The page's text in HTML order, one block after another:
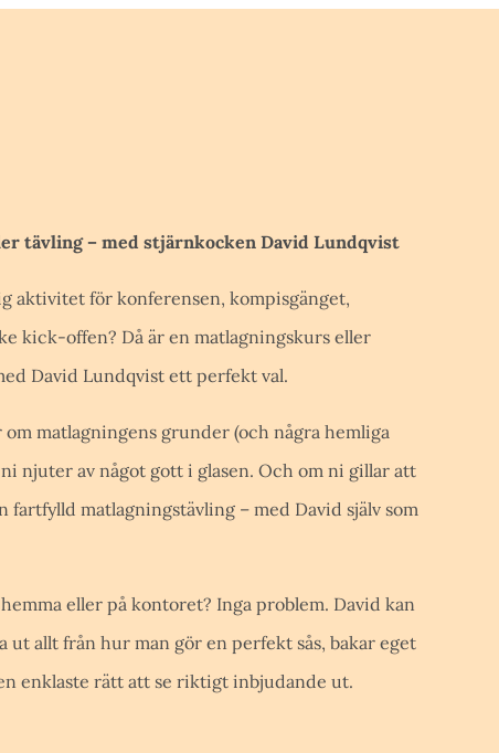
tävling – med stjärnkocken David Lundqvist
aktivitet för konferensen, kompisgänget,
kick-offen? Då är en matlagningskurs eller
David Lundqvist ett perfekt val.
matlagningens grunder (och några hemliga
njuter av något gott i glasen. Och om ni gillar att
fartfylld matlagningstävling – med David själv som
eller på kontoret? Inga problem. David kan
ut allt från hur man gör en perfekt sås, bakar eget
enklaste rätt att se riktigt inbjudande ut.